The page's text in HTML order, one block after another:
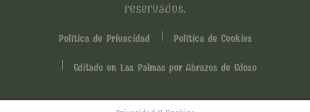
reservados.
Política de Privacidad Política de Cookies
Editado en Las Palmas por Abrazos de Eduso